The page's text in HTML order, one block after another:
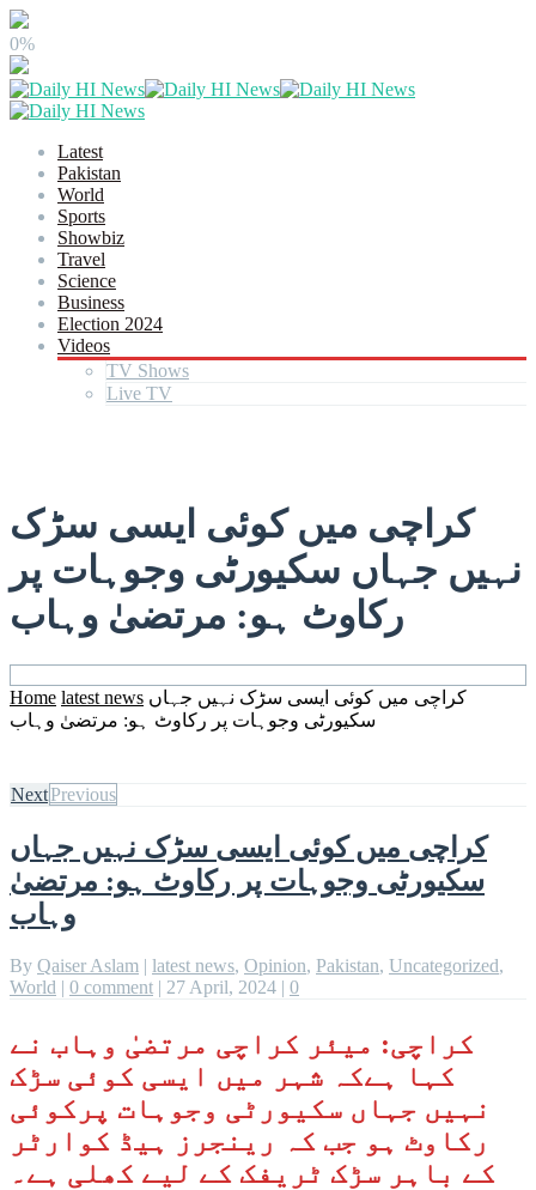
0%
Latest
Pakistan
World
Sports
Showbiz
Travel
Science
Business
Election 2024
Videos
TV Shows
Live TV
کراچی میں کوئی ایسی سڑک
نہیں جہاں سکیورٹی وجوہات پر
رکاوٹ ہو: مرتضیٰ وہاب
Home latest news کراچی میں کوئی ایسی سڑک نہیں جہاں
سکیورٹی وجوہات پر رکاوٹ ہو: مرتضیٰ وہاب
NextPrevious
کراچی میں کوئی ایسی سڑک نہیں جہاں
سکیورٹی وجوہات پر رکاوٹ ہو: مرتضیٰ
وہاب
By Qaiser Aslam | latest news, Opinion, Pakistan, Uncategorized,
World | 0 comment | 27 April, 2024 | 0
کراچی: میئر کراچی مرتضیٰ وہاب نے
کہا ہےکہ شہر میں ایسی کوئی سڑک
نہیں جہاں سکیورٹی وجوہات پرکوئی
رکاوٹ ہو جب کہ رینجرز ہیڈ کوارٹر
کے باہر سڑک ٹریفک کے لیے کھلی ہے۔